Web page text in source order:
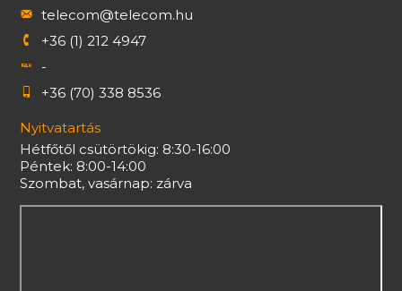
telecom@telecom.hu
+36 (1) 212 4947
-
+36 (70) 338 8536
Nyitvatartás
Hétfőtől csütörtökig: 8:30-16:00
Péntek: 8:00-14:00
Szombat, vasárnap: zárva